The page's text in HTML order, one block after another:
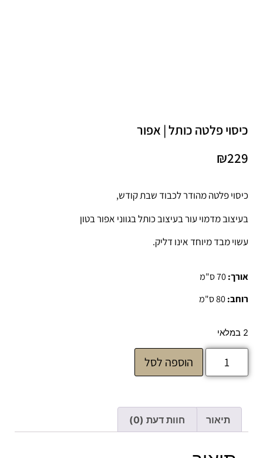
כיסוי פלטה כותל | אפור
₪229
כיסוי פלטה מהודר לכבוד שבת קודש,
בעיצוב מדמוי עור בעיצוב כותל בגווני אפור בטון
עשוי מבד מיוחד אינו דליק.
אורך:
רוחב:
2 במלאי
הוספה לסל
תיאור חוות דעת (0)